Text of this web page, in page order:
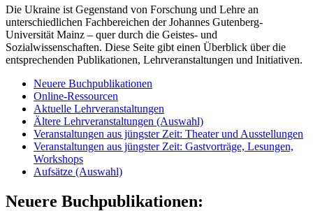
Die Ukraine ist Gegenstand von Forschung und Lehre an
unterschiedlichen Fachbereichen der Johannes Gutenberg-
Universität Mainz – quer durch die Geistes- und
Sozialwissenschaften. Diese Seite gibt einen Überblick über die
entsprechenden Publikationen, Lehrveranstaltungen und Initiativen.
Neuere Buchpublikationen
Online-Ressourcen
Aktuelle Lehrveranstaltungen
Ältere Lehrveranstaltungen (Auswahl)
Veranstaltungen aus jüngster Zeit: Theater und Ausstellungen
Veranstaltungen aus jüngster Zeit: Gastvorträge, Lesungen,
Workshops
Aufsätze (Auswahl)
Neuere Buchpublikationen: